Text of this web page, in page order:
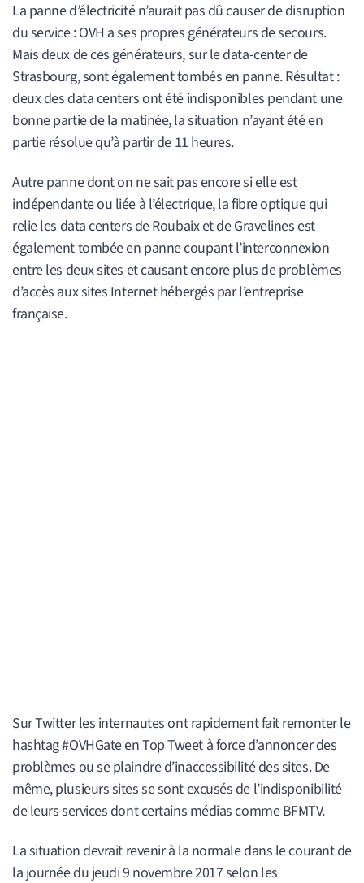
La panne d’électricité n’aurait pas dû causer de disruption
du service : OVH a ses propres générateurs de secours.
Mais deux de ces générateurs, sur le data-center de
Strasbourg, sont également tombés en panne. Résultat :
deux des data centers ont été indisponibles pendant une
bonne partie de la matinée, la situation n’ayant été en
partie résolue qu’à partir de 11 heures.
Autre panne dont on ne sait pas encore si elle est
indépendante ou liée à l’électrique, la fibre optique qui
relie les data centers de Roubaix et de Gravelines est
également tombée en panne coupant l’interconnexion
entre les deux sites et causant encore plus de problèmes
d’accès aux sites Internet hébergés par l’entreprise
française.
Sur Twitter les internautes ont rapidement fait remonter le
hashtag #OVHGate en Top Tweet à force d’annoncer des
problèmes ou se plaindre d’inaccessibilité des sites. De
même, plusieurs sites se sont excusés de l’indisponibilité
de leurs services dont certains médias comme BFMTV.
La situation devrait revenir à la normale dans le courant de
la journée du jeudi 9 novembre 2017 selon les